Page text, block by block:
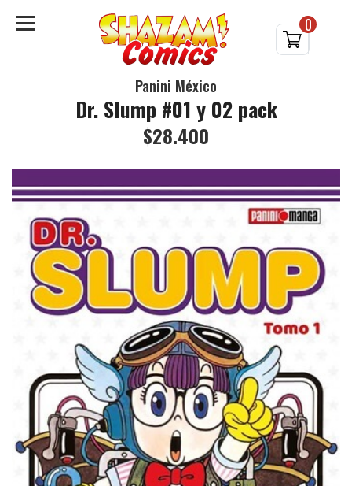
0
Panini México
Dr. Slump #01 y 02 pack
$28.400